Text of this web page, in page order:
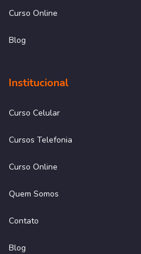
Curso Online
Blog
Institucional
Curso Celular
Cursos Telefonia
Curso Online
Quem Somos
Contato
Blog